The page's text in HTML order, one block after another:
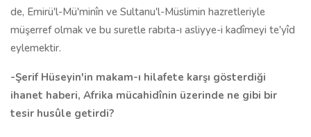
de, Emirü'l-Mü'minîn ve Sultanu'l-Müslimin hazretleriyle
müşerref olmak ve bu suretle rabıta-ı asliyye-i kadîmeyi te'yîd
eylemektir.
-Şerif Hüseyin'in makam-ı hilafete karşı gösterdiği
ihanet haberi, Afrika mücahidînin üzerinde ne gibi bir
tesir husûle getirdi?